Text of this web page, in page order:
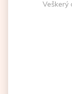
Veškerý